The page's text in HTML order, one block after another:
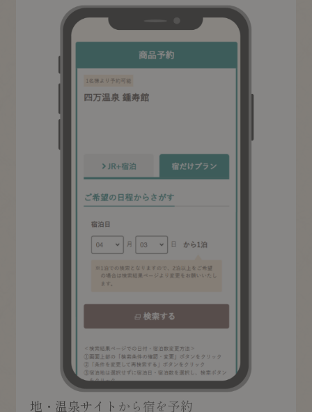
地・温泉サイト から宿を予約